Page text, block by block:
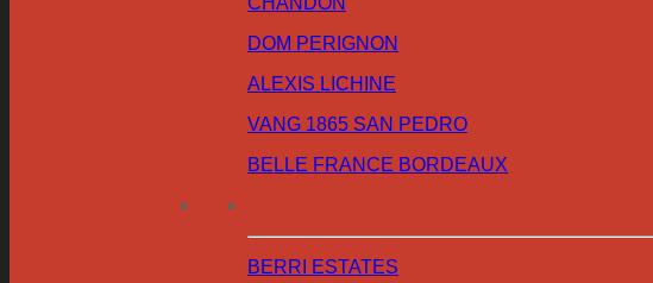
DOM PERIGNON
ALEXIS LICHINE
VANG 1865 SAN PEDRO
BELLE FRANCE BORDEAUX
BERRI ESTATES